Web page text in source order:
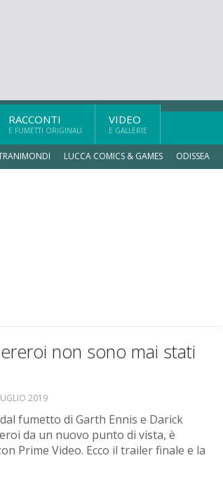
RACCONTI
E FUMETTI ORIGINALI
VIDEO
E GALLERIE
LUCCA COMICS & GAMES ODISSEA
non sono mai stati
2019
fumetto di Garth Ennis e Darick
da un nuovo punto di vista, è
Prime Video. Ecco il trailer finale e la